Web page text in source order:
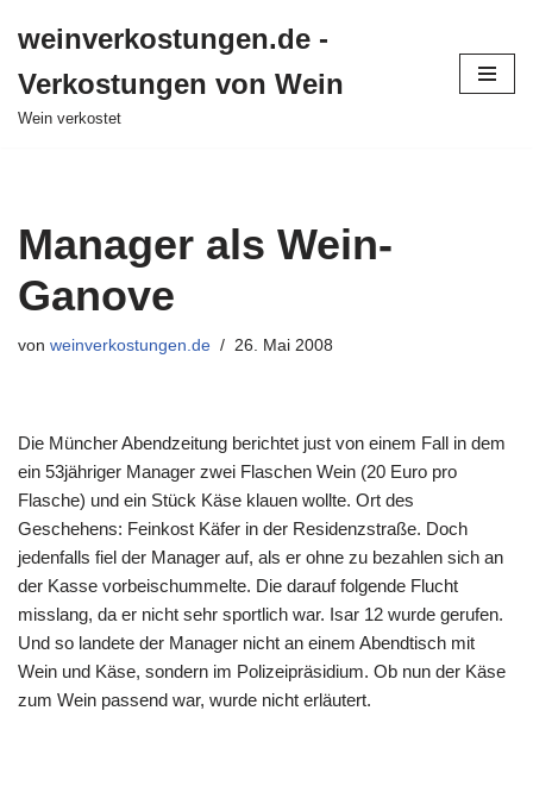
Inhalt
springen
weinverkostungen.de -
Verkostungen von Wein
Wein verkostet
Manager als Wein-
Ganove
von weinverkostungen.de 26. Mai 2008
Die Müncher Abendzeitung berichtet just von einem Fall in dem
ein 53jähriger Manager zwei Flaschen Wein (20 Euro pro
Flasche) und ein Stück Käse klauen wollte. Ort des
Geschehens: Feinkost Käfer in der Residenzstraße. Doch
jedenfalls fiel der Manager auf, als er ohne zu bezahlen sich an
der Kasse vorbeischummelte. Die darauf folgende Flucht
misslang, da er nicht sehr sportlich war. Isar 12 wurde gerufen.
Und so landete der Manager nicht an einem Abendtisch mit
Wein und Käse, sondern im Polizeipräsidium. Ob nun der Käse
zum Wein passend war, wurde nicht erläutert.